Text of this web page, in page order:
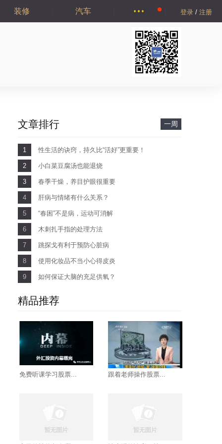
装修 汽车 登录 / 注册
文章排行 一周
1 性生活的诀窍，持久比“活好”更重要！
2 小白菜豆腐汤也能退烧
3 春季干燥，养目护眼很重要
4 肝病与情绪有什么关系？
5 “春困”不是病，运动可消解
6 木刺扎手指的处理方法
7 跳探戈有利于预防心脏病
8 使用化妆品不当小心得皮炎
9 如何保证大脑的充足供氧？
精品推荐
免费听课学习股票... 跟着老师操作股票...